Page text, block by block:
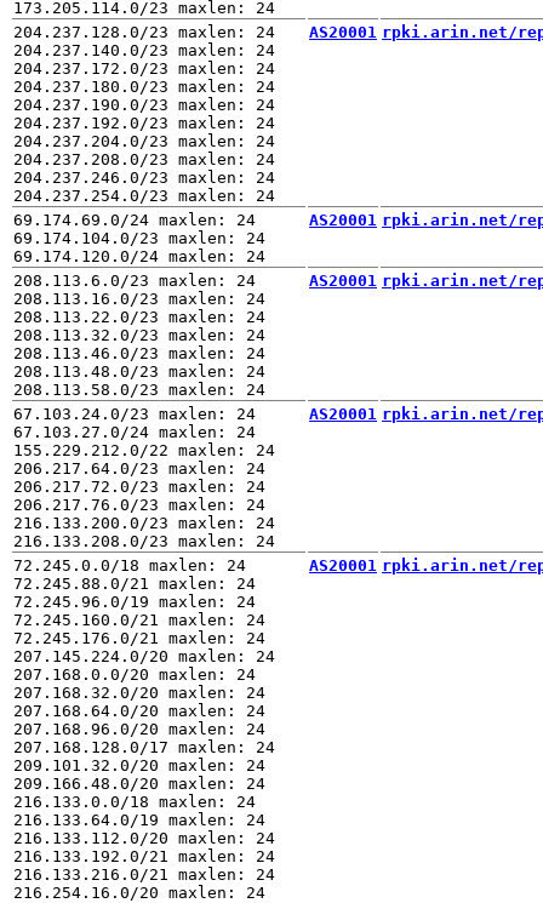
204.237.128.0/23 maxlen: 24
204.237.140.0/23 maxlen: 24
204.237.172.0/23 maxlen: 24
204.237.180.0/23 maxlen: 24
204.237.190.0/23 maxlen: 24
204.237.192.0/23 maxlen: 24
204.237.204.0/23 maxlen: 24
204.237.208.0/23 maxlen: 24
204.237.246.0/23 maxlen: 24
AS20001 rpki.arin.net/
69.174.69.0/24 maxlen: 24
69.174.104.0/23 maxlen: 24
AS20001 rpki.arin.net/
208.113.6.0/23 maxlen: 24
208.113.16.0/23 maxlen: 24
208.113.22.0/23 maxlen: 24
208.113.32.0/23 maxlen: 24
208.113.46.0/23 maxlen: 24
208.113.48.0/23 maxlen: 24
AS20001 rpki.arin.net/
67.103.24.0/23 maxlen: 24
67.103.27.0/24 maxlen: 24
155.229.212.0/22 maxlen: 24
206.217.64.0/23 maxlen: 24
206.217.72.0/23 maxlen: 24
206.217.76.0/23 maxlen: 24
216.133.200.0/23 maxlen: 24
AS20001 rpki.arin.net/
72.245.0.0/18 maxlen: 24
72.245.88.0/21 maxlen: 24
72.245.96.0/19 maxlen: 24
72.245.160.0/21 maxlen: 24
72.245.176.0/21 maxlen: 24
207.145.224.0/20 maxlen: 24
207.168.0.0/20 maxlen: 24
207.168.32.0/20 maxlen: 24
207.168.64.0/20 maxlen: 24
207.168.96.0/20 maxlen: 24
207.168.128.0/17 maxlen: 24
209.101.32.0/20 maxlen: 24
209.166.48.0/20 maxlen: 24
216.133.0.0/18 maxlen: 24
216.133.64.0/19 maxlen: 24
216.133.112.0/20 maxlen: 24
216.133.192.0/21 maxlen: 24
216.133.216.0/21 maxlen: 24
216.254.16.0/20 maxlen: 24
AS20001 rpki.arin.net/